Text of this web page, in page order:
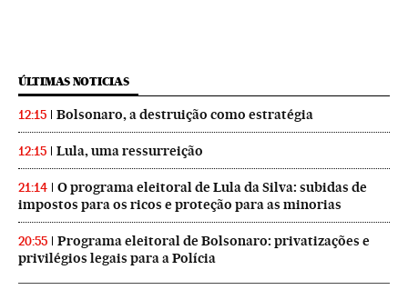
ÚLTIMAS NOTICIAS
12:15 Bolsonaro, a destruição como estratégia
12:15 Lula, uma ressurreição
21:14
O programa eleitoral de Lula da Silva: subidas de
impostos para os ricos e proteção para as minorias
20:55
Programa eleitoral de Bolsonaro: privatizações e
privilégios legais para a Polícia